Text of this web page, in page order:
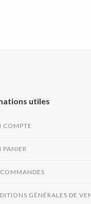
utiles
COMPTE
PANIER
GÉNÉRALES DE